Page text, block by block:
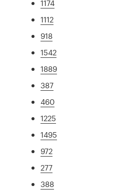
1174
1112
918
1542
1889
387
460
1225
1495
972
277
388